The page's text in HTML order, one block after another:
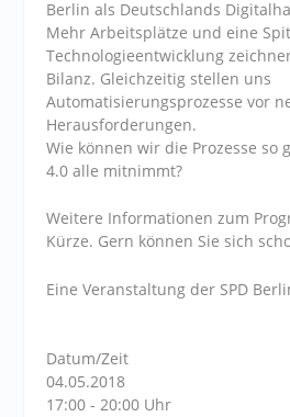
Berlin als Deutschlands
Mehr Arbeitsplätze und eine
Technologieentwicklung
Bilanz. Gleichzeitig stellen uns
Automatisierungsprozesse vor
Herausforderungen.
Wie können wir die Prozesse so
4.0 alle mitnimmt?
Weitere Informationen zum
Kürze. Gern können Sie sich
Eine Veranstaltung der SPD
Datum/Zeit
04.05.2018
17:00 - 20:00 Uhr